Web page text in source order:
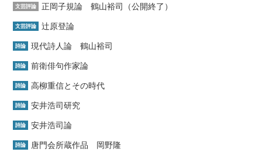
文芸評論 正岡子規論 鶴山裕司（公開終了）
文芸評論 辻原登論
詩論 現代詩人論 鶴山裕司
詩論 前衛俳句作家論
詩論 高柳重信とその時代
詩論 安井浩司研究
詩論 安井浩司論
詩論 唐門会所蔵作品 岡野隆